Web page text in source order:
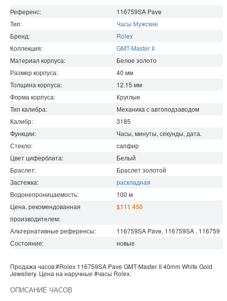
Референс:
116759SA Pave
Тип:
Часы Мужские
Бренд:
Rolex
Коллекция:
GMT-Master II
Материал корпуса:
Белое золото
Размер корпуса:
40 мм
Толщина корпуса:
12.15 мм
Форма корпуса:
Круглые
Тип калибра:
Механика с автоподзаводом
Калибр:
3185
Функции:
Часы, минуты, секунды, дата.
Стекло:
сапфир
Цвет циферблата:
Белый
Браслет:
Браслет золотой
Застежка:
раскладная
Водонепроницаемость: 100 м
Цена, рекомендованная
производителем:
$111 450
Альтернативные референсы:
116759SA Pave, 116759SA , 116759
Состояние:
новые
Продажа часов:#Rolex 116759SA Pave GMT-Master II40mm White Gold
Jewellery. Цена на наручные #часы Rolex.
ОПИСАНИЕ ЧАСОВ